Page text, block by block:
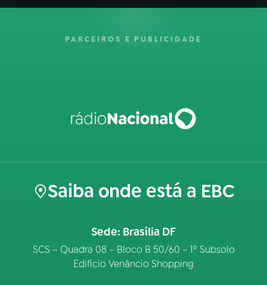
PARCEIROS E PUBLICIDADE
Saiba onde está a EBC
Sede: Brasília DF
SCS – Quadra 08 – Bloco B 50/60 – 1º Subsolo
Edifício Venâncio Shopping